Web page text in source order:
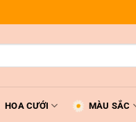
HOA CƯỚI MÀU SẮC